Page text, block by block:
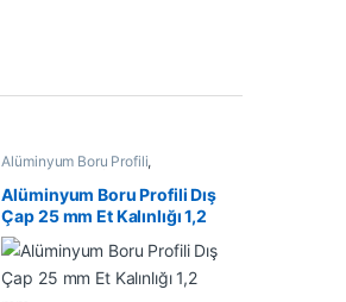
Alüminyum Boru Profili,
Alüminyum Profil
İndirimli Ürünler
Alüminyum Boru Profili Dış
Çap 25 mm Et Kalınlığı 1,2
mm